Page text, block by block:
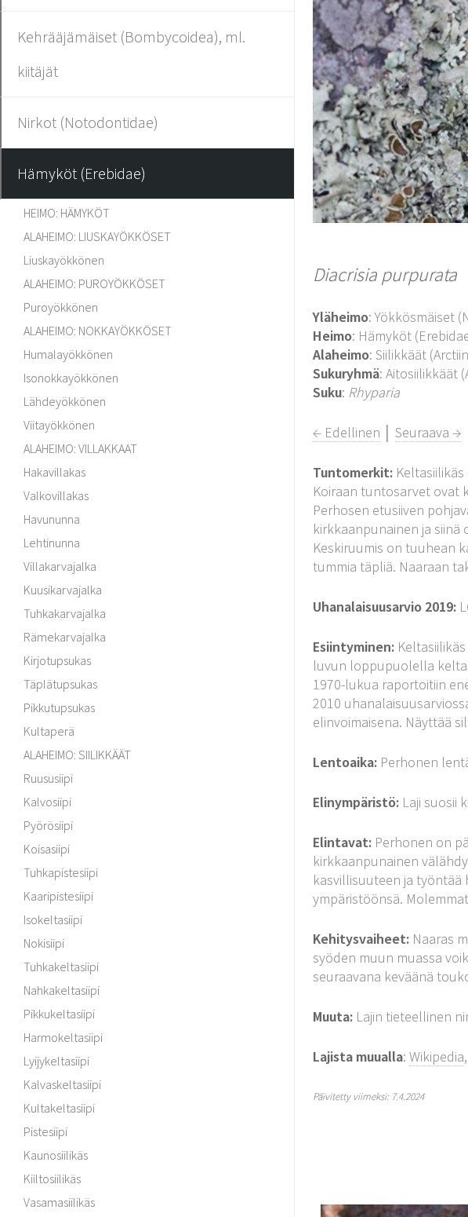
Kehrääjämäiset (Bombycoidea), ml.
kiitäjät
Nirkot (Notodontidae)
Hämyköt (Erebidae)
HEIMO: HÄMYKÖT
ALAHEIMO: LIUSKAYÖKKÖSET
Liuskayökkönen
ALAHEIMO: PUROYÖKKÖSET
Puroyökkönen
ALAHEIMO: NOKKAYÖKKÖSET
Humalayökkönen
Isonokkayökkönen
Lähdeyökkönen
Viitayökkönen
ALAHEIMO: VILLAKKAAT
Hakavillakas
Valkovillakas
Havununna
Lehtinunna
Villakarvajalka
Kuusikarvajalka
Tuhkakarvajalka
Rämekarvajalka
Kirjotupsukas
Täplätupsukas
Pikkutupsukas
Kultaperä
ALAHEIMO: SIILIKKÄÄT
Ruususiipi
Kalvosiipi
Pyörösiipi
Koisasiipi
Tuhkapistesiipi
Kaaripistesiipi
Isokeltasiipi
Nokisiipi
Tuhkakeltasiipi
Nahkakeltasiipi
Pikkukeltasiipi
Harmokeltasiipi
Lyijykeltasiipi
Kalvaskeltasiipi
Kultakeltasiipi
Pistesiipi
Kaunosiilikäs
Kiiltosiilikäs
Vasamasiilikäs
Diacrisia purpurata
Yläheimo: Yökkösmäiset
Heimo: Hämyköt
Alaheimo: Siilikkäät
Sukuryhmä: Aitosiilikkäät
Suku: Rhyparia
← Edellinen │Seuraava →
Tuntomerkit:
Koiraan tuntosarvet ovat
Perhosen etusiiven
kirkkaanpunainen ja
Keskiruumis on tuuhean
tummia täpliä. Naaraan
Uhanalaisuusarvio 2019:
Esiintyminen:
luvun loppupuolella
1970-lukua raportoitiin
2010
elinvoimaisena. Näyttää
Lentoaika: Perhonen
Elinympäristö: Laji suosii
Elintavat: Perhonen on
kirkkaanpunainen
kasvillisuuteen ja
ympäristöönsä.
Kehitysvaiheet: Naaras
syöden muun muassa
seuraavana keväänä
Muuta: Lajin tieteellinen
Lajista muualla:Wikipedia,
Päivitetty viimeksi: 7.4.2024